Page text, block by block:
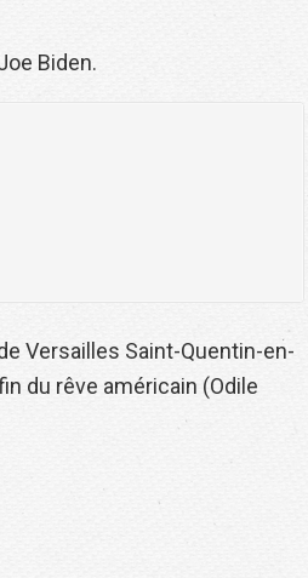
Biden.
Versailles Saint-Quentin-en-
du rêve américain (Odile